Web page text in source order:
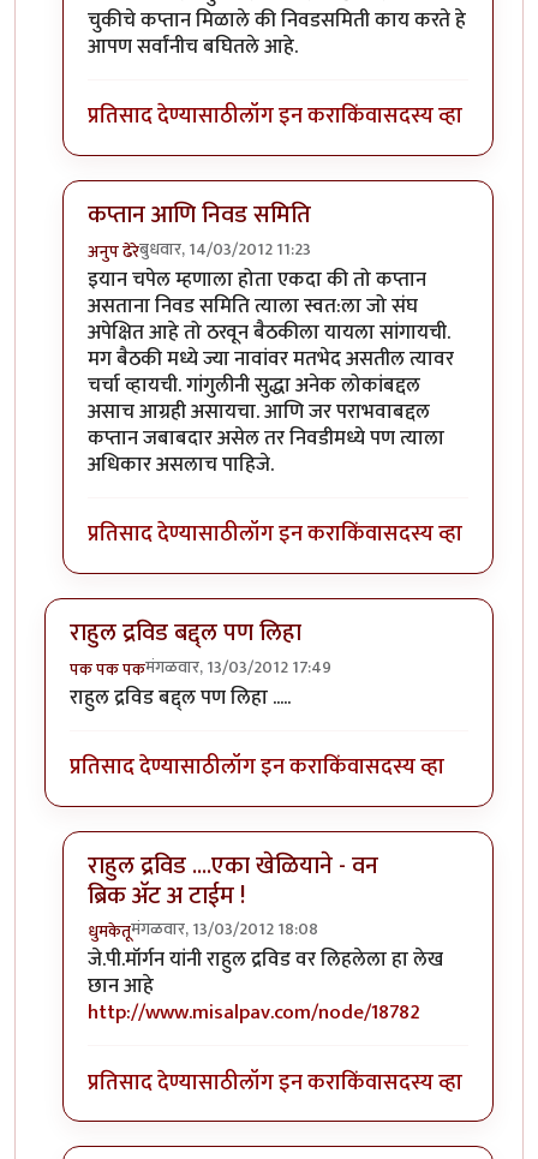
चुकीचे कप्तान मिळाले की निवडसमिती काय करते हे
आपण सर्वांनीच बघितले आहे.
प्रतिसाद देण्यासाठीलॉग इन कराकिंवासदस्य व्हा
कप्तान आणि निवड समिति
अनुप ढेरेबुधवार, 14/03/2012 11:23
In reply toनिवडसमितीचा रोल ?byचौकटराजा
इयान चपेल म्हणाला होता एकदा की तो कप्तान
असताना निवड समिति त्याला स्वत:ला जो संघ
अपेक्षित आहे तो ठरवून बैठकीला यायला सांगायची.
मग बैठकी मध्ये ज्या नावांवर मतभेद असतील त्यावर
चर्चा व्हायची. गांगुलीनी सुद्धा अनेक लोकांबद्दल
असाच आग्रही असायचा. आणि जर पराभवाबद्दल
कप्तान जबाबदार असेल तर निवडीमध्ये पण त्याला
अधिकार असलाच पाहिजे.
प्रतिसाद देण्यासाठीलॉग इन कराकिंवासदस्य व्हा
राहुल द्रविड बद्द्ल पण लिहा
पक पक पकमंगळवार, 13/03/2012 17:49
राहुल द्रविड बद्द्ल पण लिहा .....
प्रतिसाद देण्यासाठीलॉग इन कराकिंवासदस्य व्हा
राहुल द्रविड ....एका खेळियाने - वन
ब्रिक अ‍ॅट अ टाईम !
धुमकेतूमंगळवार, 13/03/2012 18:08
In reply toराहुल द्रविड बद्द्ल पण लिहाbyपक पक पक
जे.पी.मॉर्गन यांनी राहुल द्रविड वर लिहलेला हालेख
छान आहे
http://www.misalpav.com/node/18782
प्रतिसाद देण्यासाठीलॉग इन कराकिंवासदस्य व्हा